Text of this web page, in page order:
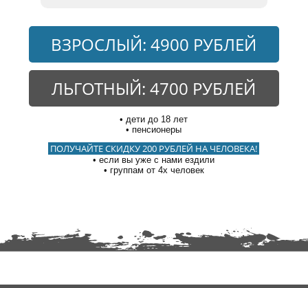
ВЗРОСЛЫЙ: 4900 РУБЛЕЙ
ЛЬГОТНЫЙ: 4700 РУБЛЕЙ
дети до 18 лет
пенсионеры
ПОЛУЧАЙТЕ СКИДКУ 200 РУБЛЕЙ НА ЧЕЛОВЕКА!
если вы уже с нами ездили
группам от 4х человек